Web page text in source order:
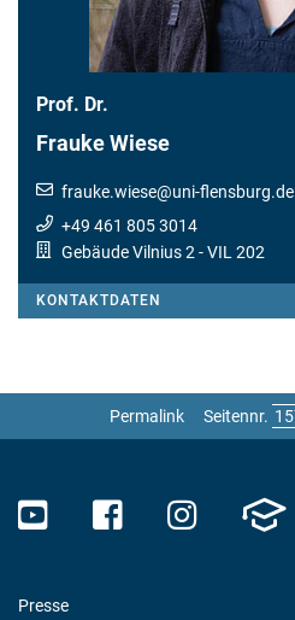
Prof. Dr.
Frauke Wiese
frauke.wiese@uni-flensburg.de
+49 461 805 3014
Gebäude Vilnius 2 - VIL 202
KONTAKTDATEN
Permalink Seitennr.
Presse